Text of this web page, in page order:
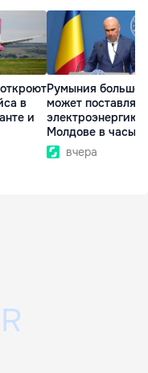
в
и
Румыния больше
может поставлять
электроэнергию
Молдове в часы
вчера